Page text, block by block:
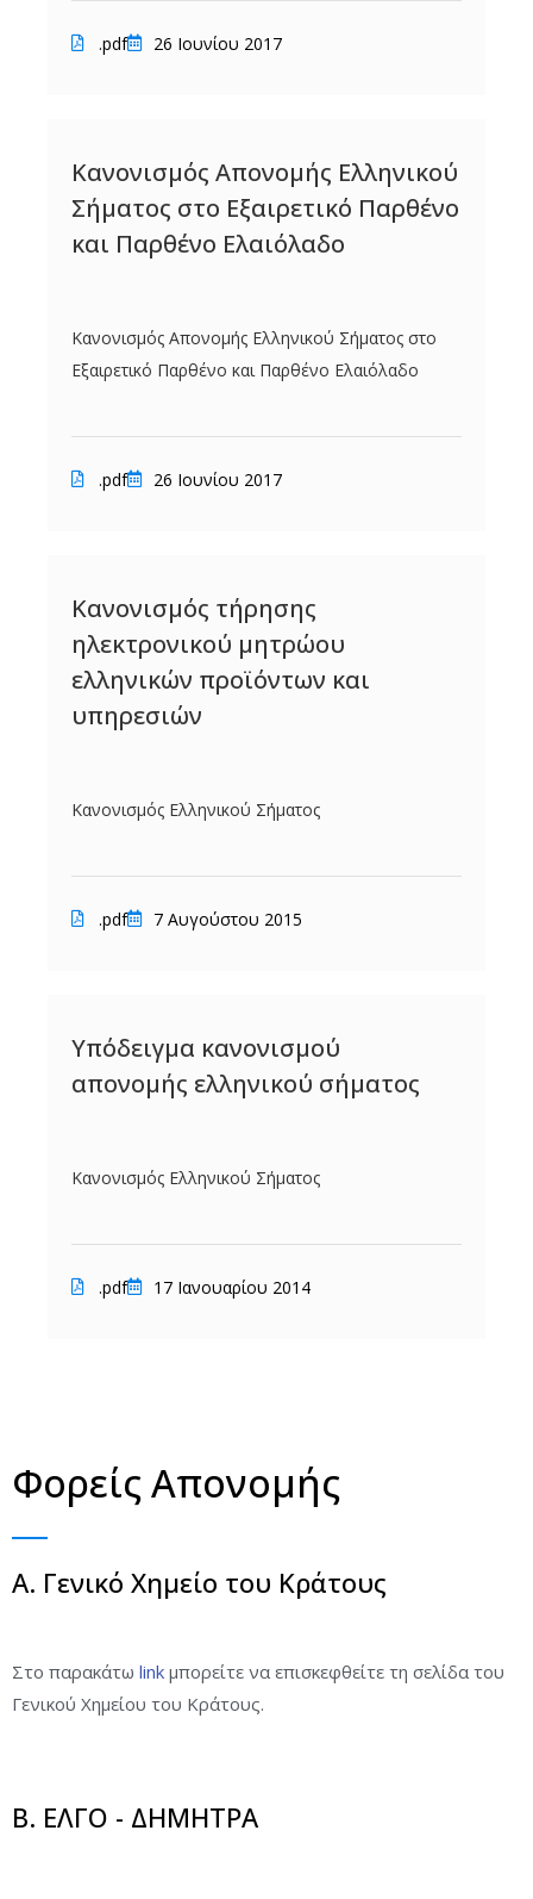
.pdf 26 Ιουνίου 2017
Κανονισμός Απονομής Ελληνικού
Σήματος στο Εξαιρετικό Παρθένο
και Παρθένο Ελαιόλαδο
Κανονισμός Απονομής Ελληνικού Σήματος στο
Εξαιρετικό Παρθένο και Παρθένο Ελαιόλαδο
.pdf 26 Ιουνίου 2017
Κανονισμός τήρησης
ηλεκτρονικού μητρώου
ελληνικών προϊόντων και
υπηρεσιών
Κανονισμός Ελληνικού Σήματος
.pdf 7 Αυγούστου 2015
Υπόδειγμα κανονισμού
απονομής ελληνικού σήματος
Κανονισμός Ελληνικού Σήματος
.pdf 17 Ιανουαρίου 2014
Φορείς Απονομής
Α. Γενικό Χημείο του Κράτους
Στο παρακάτω link μπορείτε να επισκεφθείτε τη σελίδα του
Γενικού Χημείου του Κράτους.
Β. ΕΛΓΟ - ΔΗΜΗΤΡΑ